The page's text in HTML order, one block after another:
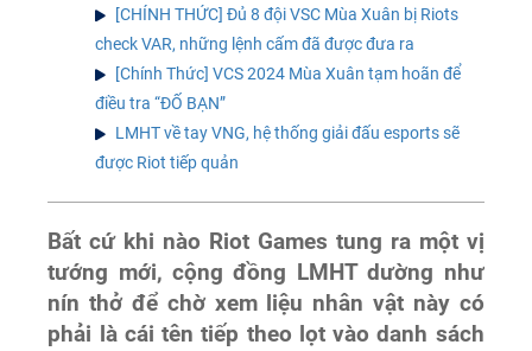
[CHÍNH THỨC] Đủ 8 đội VSC Mùa Xuân bị Riots
check VAR, những lệnh cấm đã được đưa ra
[Chính Thức] VCS 2024 Mùa Xuân tạm hoãn để
điều tra “ĐỐ BẠN”
LMHT về tay VNG, hệ thống giải đấu esports sẽ
được Riot tiếp quản
Bất cứ khi nào Riot Games tung ra một vị
tướng mới, cộng đồng LMHT dường như
nín thở để chờ xem liệu nhân vật này có
phải là cái tên tiếp theo lọt vào danh sách